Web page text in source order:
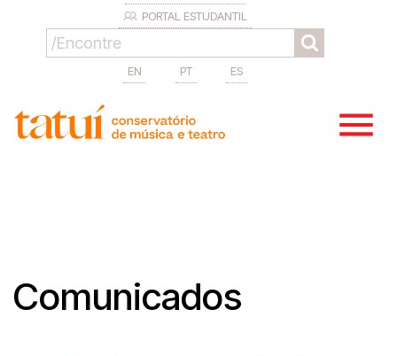
PORTAL ESTUDANTIL
EN PT ES
Comunicados